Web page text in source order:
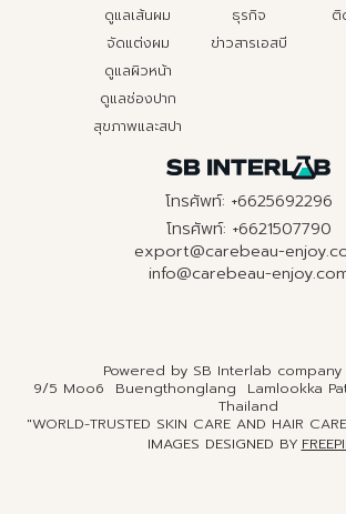
ดูแลเส้นผม
จัดแต่งผม
ดูแลผิวหน้า
ดูแลช่องปาก
สุขภาพและสปา
ธุรกิจ
ข่าวสารเอสบี
ติ
โทรศัพท์: +6625692296
โทรศัพท์: +6621507790
export@carebeau-
info@carebeau-
Powered by SB Interlab
9/5 Moo6 Buengthonglang Lamlookka
Thailand
"WORLD-TRUSTED SKIN CARE AND HAIR
IMAGES DESIGNED BY